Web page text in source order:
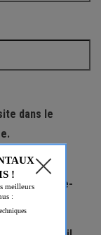
dans le
par e-